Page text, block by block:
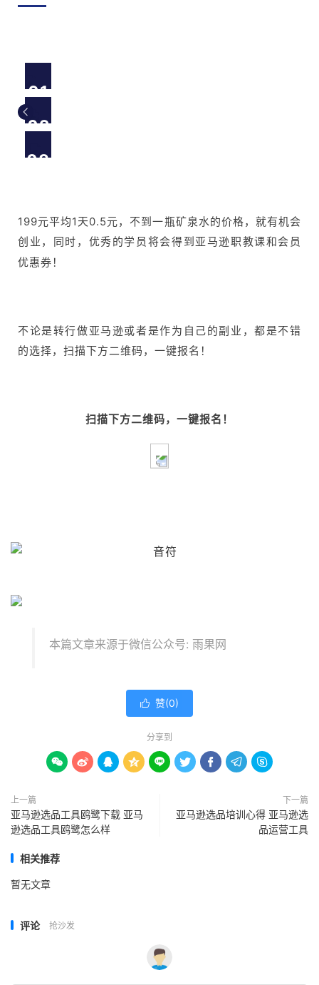
01
02
03
199元平均1天0.5元，不到一瓶矿泉水的价格，就有机会
创业，同时，优秀的学员将会得到亚马逊职教课和会员
优惠券 ！
不论是转行做亚马逊或者是作为自己的副业，都是不错
的选择，扫描下方二维码，一键报名！
扫描下方二维码，一键报名！
本篇文章来源于微信公众号: 雨果网
 赞(0)
分享到
        
上一篇
亚马逊选品工具鸥鹭下载 亚马
逊选品工具鸥鹭怎么样
下一篇
亚马逊选品培训心得 亚马逊选
品运营工具
相关推荐
暂无文章
评论 抢沙发